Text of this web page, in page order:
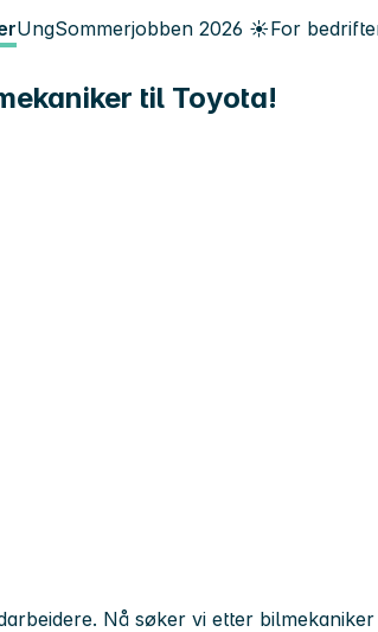
UngSommerjobben 2026 ☀️For
til Toyota!
Nå søker vi etter